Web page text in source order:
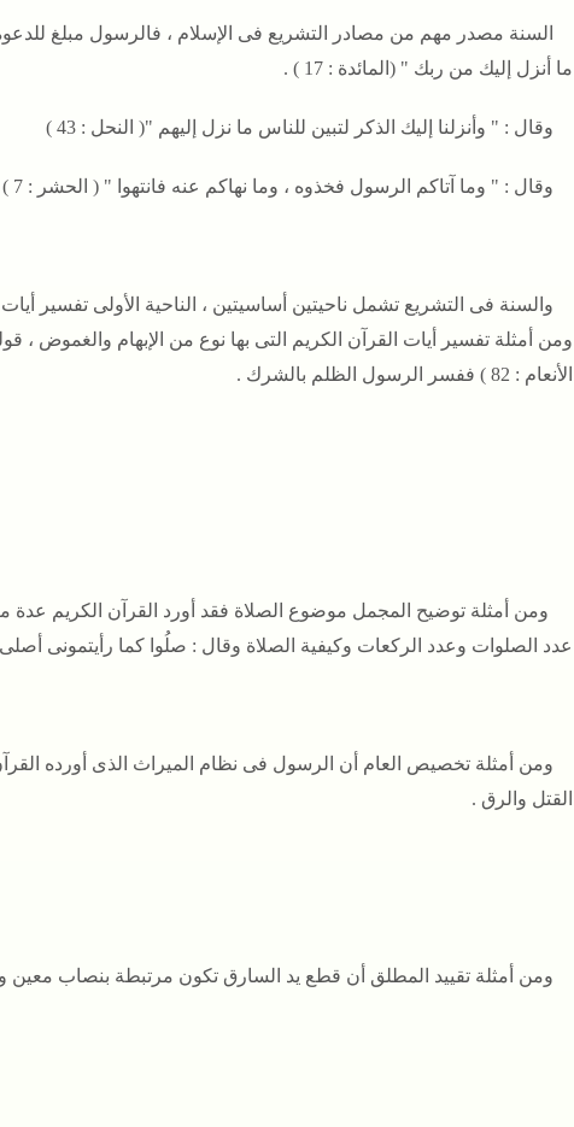
السنة مصدر مهم من مصادر التشريع فى الإسلام ، فالرسول مبلغ للدعوة
ما أنزل إليك من ربك " (المائدة : 17 ) .
وقال : " وأنزلنا إليك الذكر لتبين للناس ما نزل إليهم "( النحل : 43 )
وقال : " وما آتاكم الرسول فخذوه ، وما نهاكم عنه فانتهوا " ( الحشر : 7 ) .
والسنة فى التشريع تشمل ناحيتين أساسيتين ، الناحية الأولى تفسير
ومن أمثلة تفسير أيات القرآن الكريم التى بها نوع من الإبهام والغموض ،
الأنعام : 82 ) ففسر الرسول الظلم بالشرك .
ومن أمثلة توضيح المجمل موضوع الصلاة فقد أورد القرآن الكريم
عدد الصلوات وعدد الركعات وكيفية الصلاة وقال : صلُوا كما رأيتمونى
ومن أمثلة تخصيص العام أن الرسول فى نظام الميراث الذى أورده
القتل والرق .
ومن أمثلة تقييد المطلق أن قطع يد السارق تكون مرتبطة بنصاب